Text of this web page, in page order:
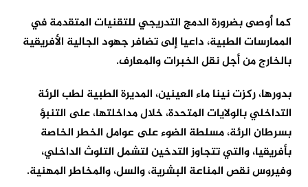
كما أوصى بضرورة الدمج التدريجي للتقنيات المتقدمة في
الممارسات الطبية، داعيا إلى تضافر جهود الجالية الأفريقية
بالخارج من أجل نقل الخبرات والمعارف.
بدورها، ركزت نينا ماء العينين، المديرة الطبية لطب الرئة
التداخلي بالولايات المتحدة، خلال مداخلتها، على التنبؤ
بسرطان الرئة، مسلطة الضوء على عوامل الخطر الخاصة
بأفريقيا، والتي تتجاوز التدخين لتشمل التلوث الداخلي،
وفيروس نقص المناعة البشرية، والسل، والمخاطر المهنية.